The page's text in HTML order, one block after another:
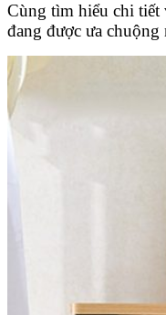
Cùng tìm hiểu chi tiết
đang được ưa chuộng